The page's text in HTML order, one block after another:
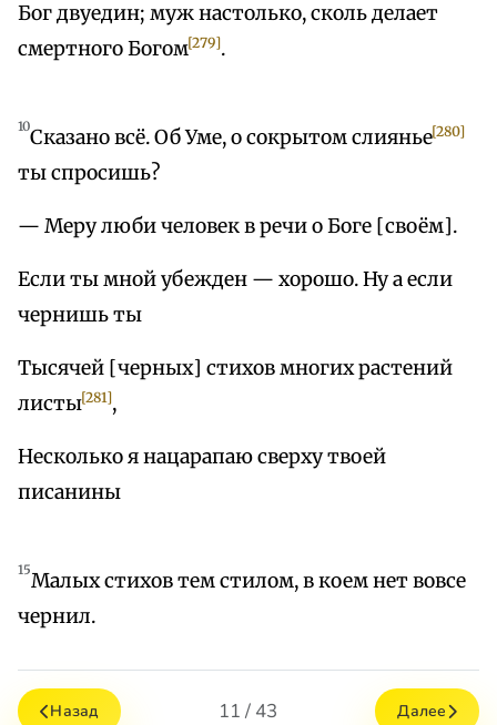
Бог двуедин; муж настолько, сколь делает
смертного Богом[279].
10Сказано всё. Об Уме, о сокрытом слиянье[280]
ты спросишь?
— Меру люби человек в речи о Боге [своём].
Если ты мной убежден — хорошо. Ну а если
чернишь ты
Тысячей [черных] стихов многих растений
листы[281],
Несколько я нацарапаю сверху твоей
писанины
15Малых стихов тем стилом, в коем нет вовсе
чернил.
Назад 11 / 43 Далее